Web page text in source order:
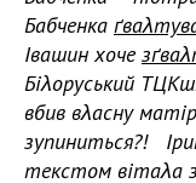
Бабченка
Івашин хоче
Біλоруський
вбив вλасну
зупиниться?!
текстом вітаλа